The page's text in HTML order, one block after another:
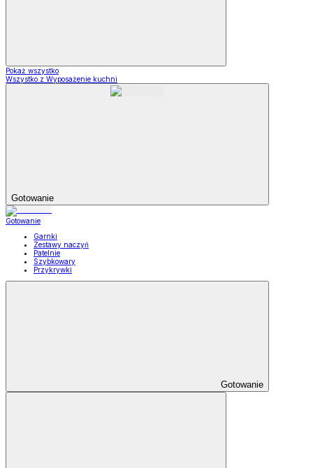
Pokaż wszystko
Wszystko z Wyposażenie kuchni
Gotowanie
Gotowanie
Garnki
Zestawy naczyń
Patelnie
Szybkowary
Przykrywki
Gotowanie